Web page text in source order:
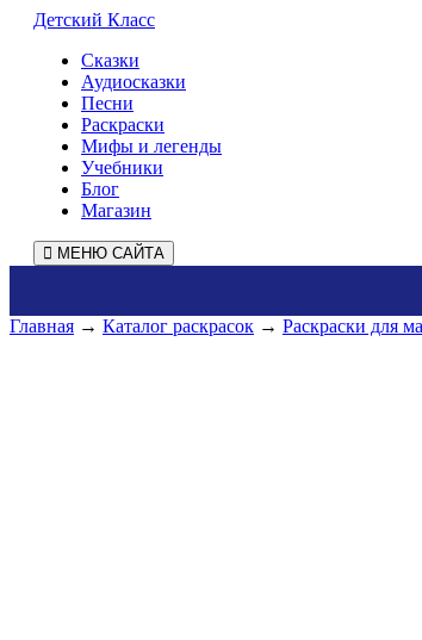
Детский Класс
Сказки
Аудиосказки
Песни
Раскраски
Мифы и легенды
Учебники
Блог
Магазин
МЕНЮ САЙТА
Главная → Каталог раскрасок → Раскраски для